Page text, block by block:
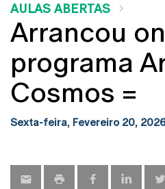
AULAS ABERTAS
Arrancou
programa
Cosmos =
Sexta-feira, Fevereiro 20,